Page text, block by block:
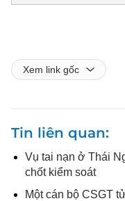
Xem link gốc
Tin liên quan
Vụ tai nạn ở Thái
chốt kiểm soát
Một cán bộ CSGT